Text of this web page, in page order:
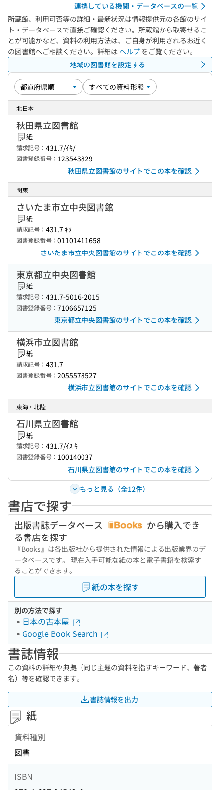
連携している機関・データベースの一覧
所蔵館、利用可否等の詳細・最新状況は情報提供元の各館のサイ
ト・データベースで直接ご確認ください。所蔵館から取寄せるこ
とが可能かなど、資料の利用方法は、ご自身が利用されるお近く
の図書館へご相談ください。詳細は ヘルプ をご覧ください。
地域の図書館を設定する
北日本
秋田県立図書館
紙
請求記号： 431.7/ｲｷ/
図書登録番号： 123543829
秋田県立図書館のサイトでこの本を確認
関東
さいたま市立中央図書館
紙
請求記号： 431.7 ｷｿ
図書登録番号： 01101411658
さいたま市立中央図書館のサイトでこの本を確認
東京都立中央図書館
紙
請求記号： 431.7-5016-2015
図書登録番号： 7106657125
東京都立中央図書館のサイトでこの本を確認
横浜市立図書館
紙
請求記号： 431.7
図書登録番号： 2055578527
横浜市立図書館のサイトでこの本を確認
東海・北陸
石川県立図書館
紙
請求記号： 431.7/ｲｽ ｷ
図書登録番号： 100140037
石川県立図書館のサイトでこの本を確認
もっと見る（全12件）
書店で探す
出版書誌データベース
から購入でき
る書店を探す
『Books』は各出版社から提供された情報による出版業界のデ
ータベースです。 現在入手可能な紙の本と電子書籍を検索す
ることができます。
紙の本を探す
別の方法で探す
日本の古本屋
Google Book Search
書誌情報
この資料の詳細や典拠（同じ主題の資料を指すキーワード、著者
名）等を確認できます。
書誌情報を出力
紙
資料種別
図書
ISBN